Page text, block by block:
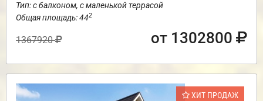
Тип: с балконом, с маленькой террасой
Общая площадь: 442
1367920 от 1302800
ХИТ ПРОДАЖ